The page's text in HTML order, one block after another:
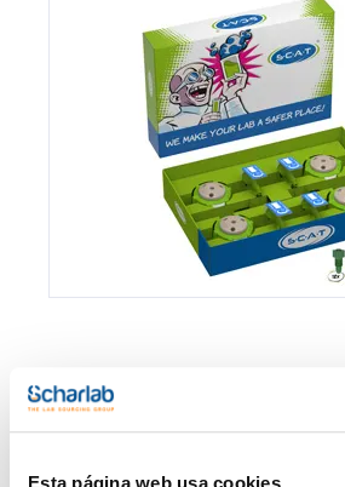
Esta página web usa cookies
x u. 1368499202
disponibilidad